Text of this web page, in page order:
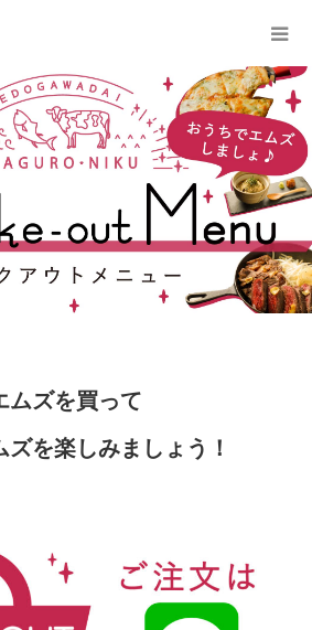
ムズを買って
ズを楽しみましょう！